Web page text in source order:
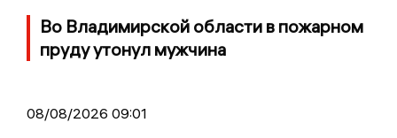
Во Владимирской области в пожарном
пруду утонул мужчина
08/08/2026 09:01